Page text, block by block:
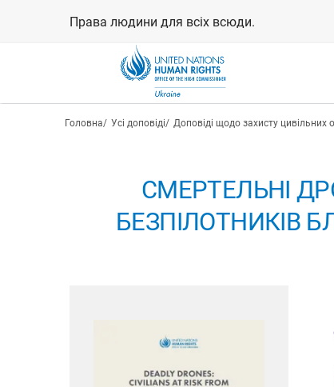
Права людини для всіх всюди.
Рядок навіґації
Головна Усі доповіді Доповіді щодо захисту цивільних
СМЕРТЕЛЬНІ
БЕЗПІЛОТНИКІВ